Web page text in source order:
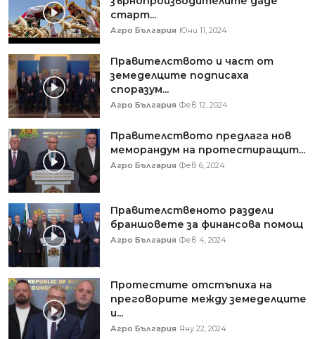
старт...
Агро България Юни 11, 2024
Правителството и част от
земеделците подписаха
споразум...
Агро България Фев 12, 2024
Правителството предлага нов
меморандум на протестиращит...
Агро България Фев 6, 2024
Правителственото раздели
браншовете за финансова помощ
Агро България Фев 4, 2024
Протестите отстъпиха на
преговорите между земеделците
и...
Агро България Яну 22, 2024